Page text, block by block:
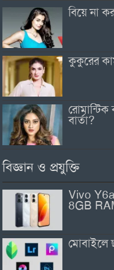
বিয়ে না
কুকুরের
রোমান্টিক
বার্তা?
বিজ্ঞান ও প্রযুক্তি
Vivo Y6a
8GB
মোবাইলে